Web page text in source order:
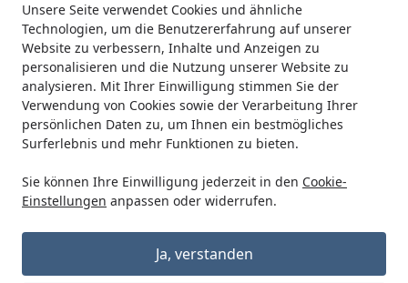
Unsere Seite verwendet Cookies und ähnliche
Technologien, um die Benutzererfahrung auf unserer
Website zu verbessern, Inhalte und Anzeigen zu
personalisieren und die Nutzung unserer Website zu
analysieren. Mit Ihrer Einwilligung stimmen Sie der
Verwendung von Cookies sowie der Verarbeitung Ihrer
persönlichen Daten zu, um Ihnen ein bestmögliches
Surferlebnis und mehr Funktionen zu bieten.
Sie können Ihre Einwilligung jederzeit in den Cookie-
Einstellungen anpassen oder widerrufen.
Ja, verstanden
Startseite
Carports Zubehör für Carports Kunststoff
Kunststoff Dachrinnenset für Skan
Holz Carport Schwarzwald